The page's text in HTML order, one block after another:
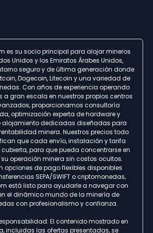
es su socio principal para alojar mineros
Unidos y los Emiratos Árabes Unidos,
seguro y de última generación donde
Dogecoin, Litecoin y una variedad de
Con años de experiencia operando
a gran escala en nuestros propios centros
proporcionamos consultoría
optimización experta de hardware y
alojamiento dedicadas diseñadas para
minera. Nuestros precios todo
que cada envío, instalación y tarifa
para que pueda concentrarse en
operación minera sin costos ocultos.
opciones de pago flexibles disponibles
SEPA/SWIFT o criptomonedas,
está listo para ayudarle a navegar con
el dinámico mundo de la minería de
con profesionalismo y confianza.
El contenido mostrado en
incluidas las ofertas presentadas, se